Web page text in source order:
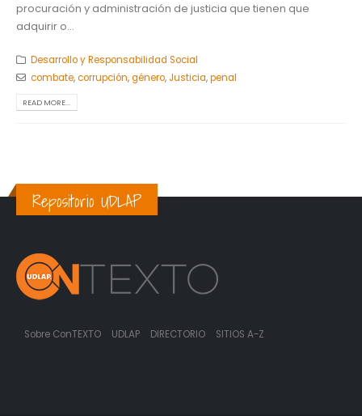
procuración y administración de justicia que tienen que
adquirir o...
Desarrollo y Responsabilidad Social
combate,corrupción,género, Justicia,penal
READ MORE...
Repositorio UDLAP
Sobre ConTEXTO UDLAP DIRECTORIO SITIOS A-Z